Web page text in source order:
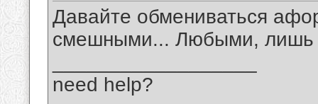
Давайте обмениваться
смешными... Любыми, лишь
need help?